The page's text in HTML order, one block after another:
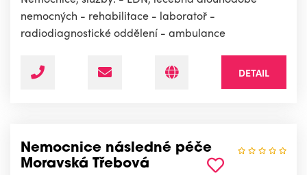
nemocných - rehabilitace - laboratoř -
radiodiagnostické oddělení - ambulance
DETAIL
Nemocnice následné péče
Moravská Třebová